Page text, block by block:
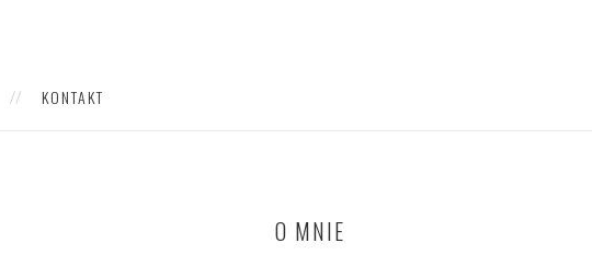
KONTAKT
O MNIE